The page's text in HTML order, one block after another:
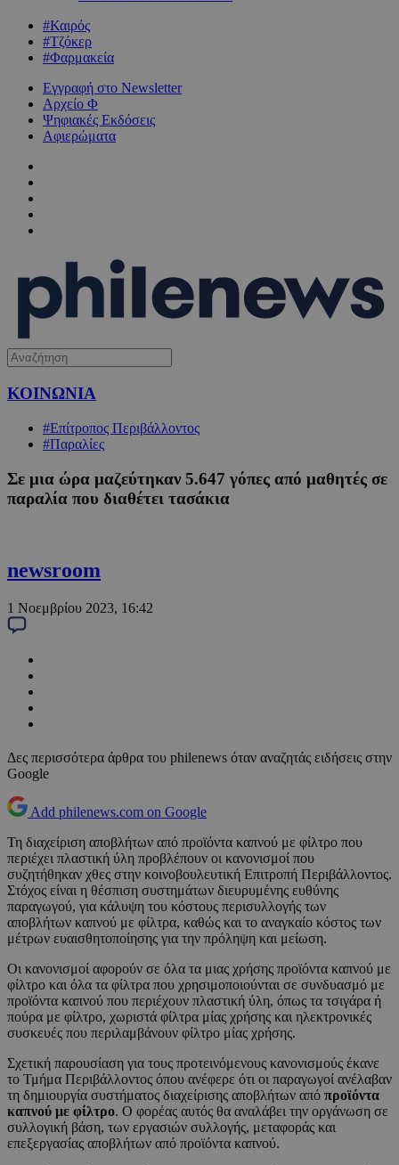
#Καιρός
#Τζόκερ
#Φαρμακεία
Εγγραφή στο Newsletter
Αρχείο Φ
Ψηφιακές Εκδόσεις
Αφιερώματα
ΚΟΙΝΩΝΙΑ
#Επίτροπος Περιβάλλοντος
#Παραλίες
Σε μια ώρα μαζεύτηκαν 5.647 γόπες από μαθητές σε
παραλία που διαθέτει τασάκια
newsroom
1 Νοεμβρίου 2023, 16:42
Δες περισσότερα άρθρα του philenews όταν αναζητάς ειδήσεις στην
Google
Add philenews.com on Google
Τη διαχείριση αποβλήτων από προϊόντα καπνού με φίλτρο που
περιέχει πλαστική ύλη προβλέπουν οι κανονισμοί που
συζητήθηκαν χθες στην κοινοβουλευτική Επιτροπή Περιβάλλοντος.
Στόχος είναι η θέσπιση συστημάτων διευρυμένης ευθύνης
παραγωγού, για κάλυψη του κόστους περισυλλογής των
αποβλήτων καπνού με φίλτρα, καθώς και το αναγκαίο κόστος των
μέτρων ευαισθητοποίησης για την πρόληψη και μείωση.
Οι κανονισμοί αφορούν σε όλα τα μιας χρήσης προϊόντα καπνού με
φίλτρο και όλα τα φίλτρα που χρησιμοποιούνται σε συνδυασμό με
προϊόντα καπνού που περιέχουν πλαστική ύλη, όπως τα τσιγάρα ή
πούρα με φίλτρο, χωριστά φίλτρα μίας χρήσης και ηλεκτρονικές
συσκευές που περιλαμβάνουν φίλτρο μίας χρήσης.
Σχετική παρουσίαση για τους προτεινόμενους κανονισμούς έκανε
το Τμήμα Περιβάλλοντος όπου ανέφερε ότι οι παραγωγοί ανέλαβαν
τη δημιουργία συστήματος διαχείρισης αποβλήτων από προϊόντα
καπνού με φίλτρο. Ο φορέας αυτός θα αναλάβει την οργάνωση σε
συλλογική βάση, των εργασιών συλλογής, μεταφοράς και
επεξεργασίας αποβλήτων από προϊόντα καπνού.